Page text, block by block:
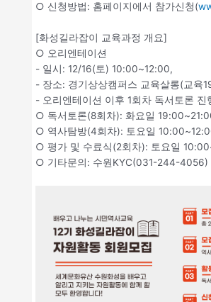
○ 신청방법: 홈페이지에서 참가신청(
[화성길라잡이 교육과정 개요]
○ 오리엔테이션
- 일시: 12/16(토) 10:00~12:00,
- 장소: 경기상상캠퍼스 교육살롱(교육
- 오리엔테이션 이후 1회차 독서토론 진
○ 독서토론(8회차): 화요일
○ 역사탐방(4회차): 토요일
○ 평가 및 수료식(2회차): 토요일
○ 기타문의: 수원KYC(031-244-4056)